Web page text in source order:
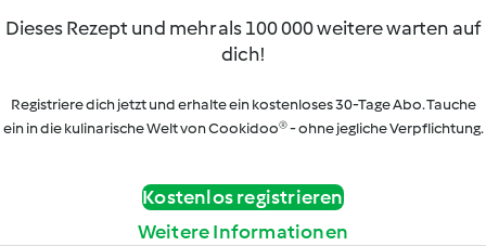
Dieses Rezept und mehr als 100 000 weitere warten auf
dich!
Registriere dich jetzt und erhalte ein kostenloses 30-Tage Abo. Tauche
ein in die kulinarische Welt von Cookidoo® - ohne jegliche Verpflichtung.
Kostenlos registrieren
Weitere Informationen